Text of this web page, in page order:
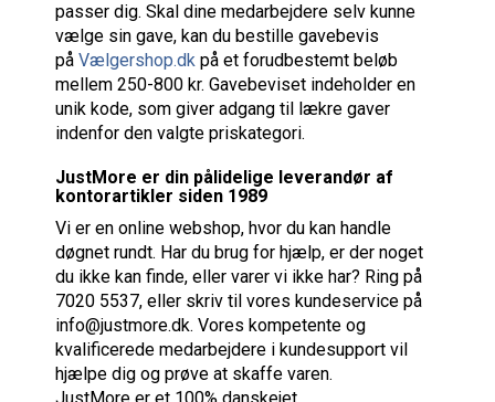
passer dig. Skal dine medarbejdere selv kunne
vælge sin gave, kan du bestille gavebevis
på Vælgershop.dk på et forudbestemt beløb
mellem 250-800 kr. Gavebeviset indeholder en
unik kode, som giver adgang til lækre gaver
indenfor den valgte priskategori.
JustMore er din pålidelige leverandør af
kontorartikler siden 1989
Vi er en online webshop, hvor du kan handle
døgnet rundt. Har du brug for hjælp, er der noget
du ikke kan finde, eller varer vi ikke har? Ring på
7020 5537, eller skriv til vores kundeservice på
info@justmore.dk. Vores kompetente og
kvalificerede medarbejdere i kundesupport vil
hjælpe dig og prøve at skaffe varen.